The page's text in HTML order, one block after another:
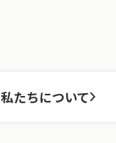
私たちについて